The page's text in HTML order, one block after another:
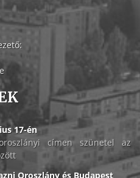
17-én
címen szünetel az
Oroszlány és Budapest